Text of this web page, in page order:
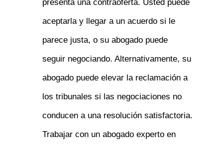
presenta una contraoferta. Usted puede
aceptarla y llegar a un acuerdo si le
parece justa, o su abogado puede
seguir negociando. Alternativamente, su
abogado puede elevar la reclamación a
los tribunales si las negociaciones no
conducen a una resolución satisfactoria.
Trabajar con un abogado experto en